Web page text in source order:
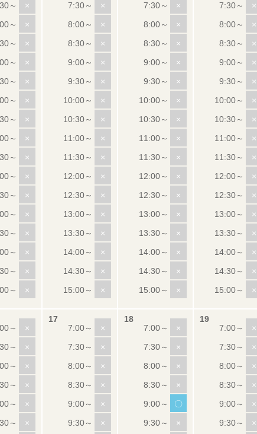
×
×
×
×
×
×
×
×
×
×
×
×
×
×
×
×
×
×
×
×
×
×
×
×
×
×
×
×
×
×
×
×
×
×
×
×
×
×
×
×
×
×
×
×
×
×
×
×
×
×
×
×
×
×
×
×
×
×
×
×
×
×
×
×
×
×
×
×
×
×
×
×
×
×
×
×
×
×
×
×
〇
×
×
×
×
×
×
×